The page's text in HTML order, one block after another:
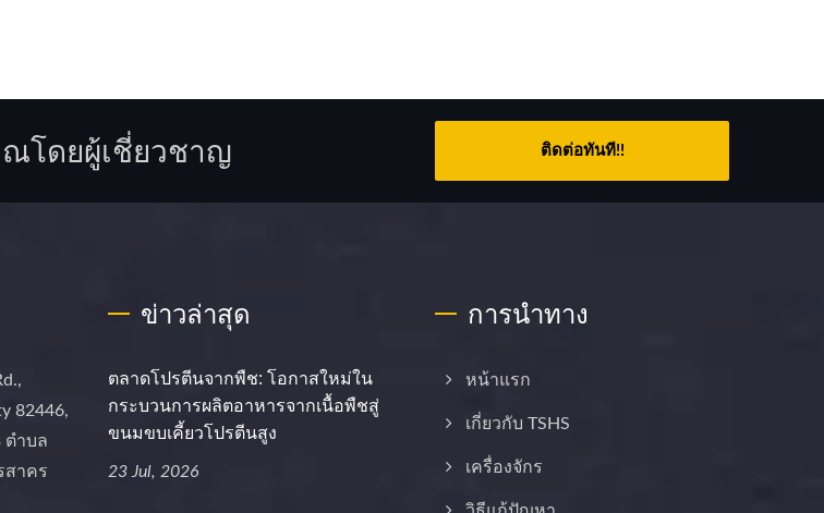
โดยผู้เชี่ยวชาญ ติดต่อทันที!!
82446,
ตำบล
สาคร
ข่าวล่าสุด
ตลาดโปรตีนจากพืช: โอกาสใหม่ใน
กระบวนการผลิตอาหารจากเนื้อพืชสู่
ขนมขบเคี้ยวโปรตีนสูง
23 Jul, 2026
การนำทาง
หน้าแรก
เกี่ยวกับ TSHS
เครื่องจักร